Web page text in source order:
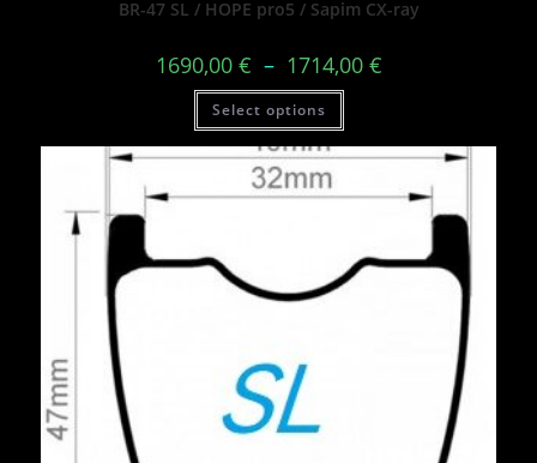
BR-47 SL / HOPE pro5 / Sapim CX-ray
1690,00 € – 1714,00 €
Select options